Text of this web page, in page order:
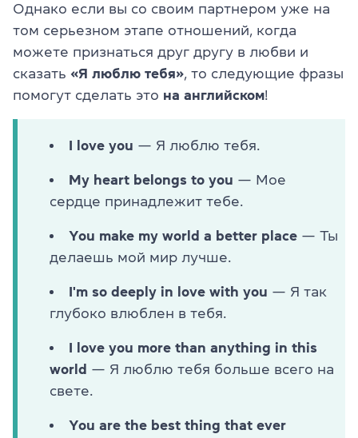
Однако если вы со своим партнером уже на
том серьезном этапе отношений, когда
можете признаться друг другу в любви и
сказать «Я люблю тебя» , то следующие фразы
помогут сделать это на английском!
I love you — Я люблю тебя.
My heart belongs to you — Мое
сердце принадлежит тебе.
You make my world a better place — Ты
делаешь мой мир лучше.
I'm so deeply in love with you — Я так
глубоко влюблен в тебя.
I love you more than anything in this
world — Я люблю тебя больше всего на
свете.
You are the best thing that ever